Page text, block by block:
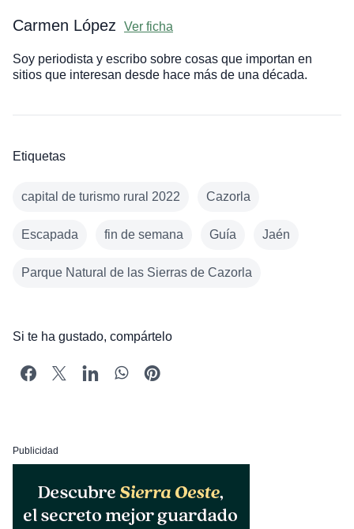
Carmen López Ver ficha
Soy periodista y escribo sobre cosas que importan en
sitios que interesan desde hace más de una década.
Etiquetas
capital de turismo rural 2022 Cazorla
Escapada fin de semana Guía Jaén
Parque Natural de las Sierras de Cazorla
Si te ha gustado, compártelo
Publicidad